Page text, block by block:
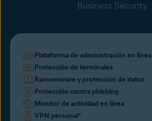
Business Security.
Plataforma de administración en línea
Protección de terminales
Ransomware y protección de datos
Protección contra phishing
Monitor de actividad en línea
VPN personal*